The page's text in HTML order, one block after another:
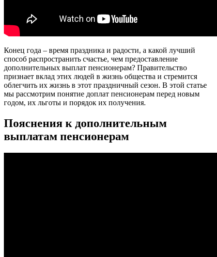
Конец года – время праздника и радости, а какой лучший
способ распространить счастье, чем предоставление
дополнительных выплат пенсионерам? Правительство
признает вклад этих людей в жизнь общества и стремится
облегчить их жизнь в этот праздничный сезон. В этой статье
мы рассмотрим понятие доплат пенсионерам перед новым
годом, их льготы и порядок их получения.
Пояснения к дополнительным
выплатам пенсионерам